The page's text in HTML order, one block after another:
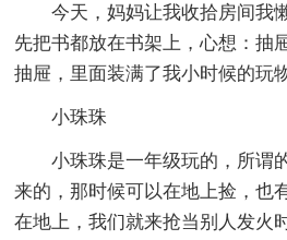
今天，妈妈让我收拾房间我
先把书都放在书架上，心想：抽
抽屉，里面装满了我小时候的玩物
小珠珠
小珠珠是一年级玩的，所谓
来的，那时候可以在地上捡，也
在地上，我们就来抢当别人发火